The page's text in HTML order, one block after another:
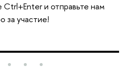
и отправьте нам
за участие!